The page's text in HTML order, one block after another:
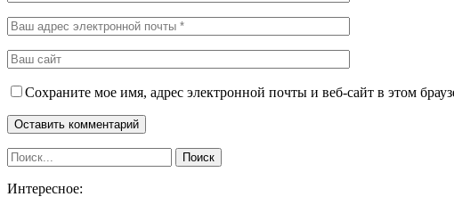
Сохраните мое имя, адрес электронной почты и веб-сайт в этом
Интересное: